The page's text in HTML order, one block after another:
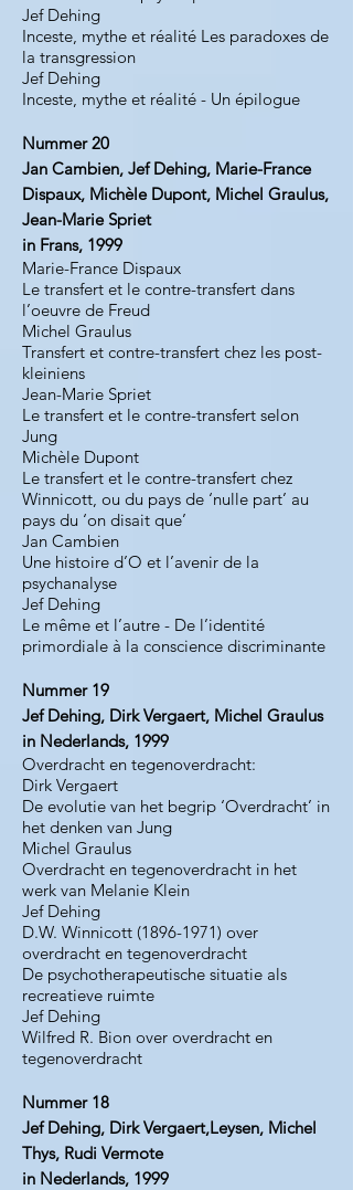
Jef Dehing
Inceste, mythe et réalité Les paradoxes de
la transgression
Jef Dehing
Inceste, mythe et réalité - Un épilogue
Nummer 20
Jan Cambien, Jef Dehing, Marie-France
Dispaux, Michèle Dupont, Michel Graulus,
Jean-Marie Spriet
in Frans, 1999
Marie-France Dispaux
Le transfert et le contre-transfert dans
l’oeuvre de Freud
Michel Graulus
Transfert et contre-transfert chez les post-
kleiniens
Jean-Marie Spriet
Le transfert et le contre-transfert selon
Jung
Michèle Dupont
Le transfert et le contre-transfert chez
Winnicott, ou du pays de ‘nulle part’ au
pays du ‘on disait que’
Jan Cambien
Une histoire d’O et l’avenir de la
psychanalyse
Jef Dehing
Le même et l’autre - De l’identité
primordiale à la conscience discriminante
Nummer 19
Jef Dehing, Dirk Vergaert, Michel Graulus
in Nederlands, 1999
Overdracht en tegenoverdracht:
Dirk Vergaert
De evolutie van het begrip ‘Overdracht’ in
het denken van Jung
Michel Graulus
Overdracht en tegenoverdracht in het
werk van Melanie Klein
Jef Dehing
D.W. Winnicott (1896-1971) over
overdracht en tegenoverdracht
De psychotherapeutische situatie als
recreatieve ruimte
Jef Dehing
Wilfred R. Bion over overdracht en
tegenoverdracht
Nummer 18
Jef Dehing, Dirk Vergaert,Leysen, Michel
Thys, Rudi Vermote
in Nederlands, 1999